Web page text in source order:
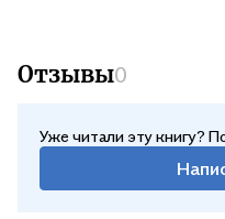
Отзывы0
Уже читали эту книгу?